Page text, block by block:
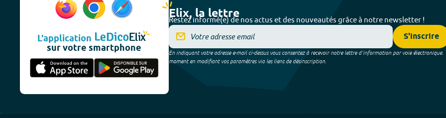
L'application
sur votre smartphone
Elix, la lettre
Restez informé(e) de nos actus et des nouveautés grâce à notre newsletter !
S'inscrire
En indiquant votre adresse e-mail ci-dessus vous consentez à recevoir notre lettre d’information par voie électronique.
moment en modifiant vos paramètres via les liens de désinscription.